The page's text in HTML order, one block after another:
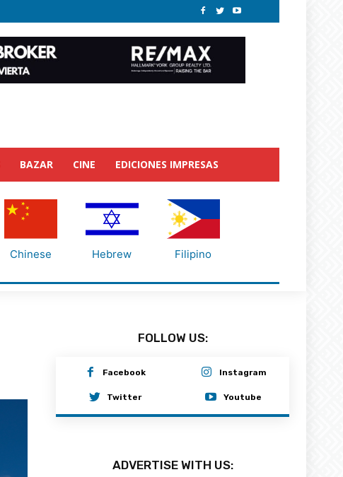
BAZAR CINE EDICIONES IMPRESAS
Chinese Hebrew Filipino
FOLLOW US:
Facebook Instagram
Twitter Youtube
ADVERTISE WITH US: